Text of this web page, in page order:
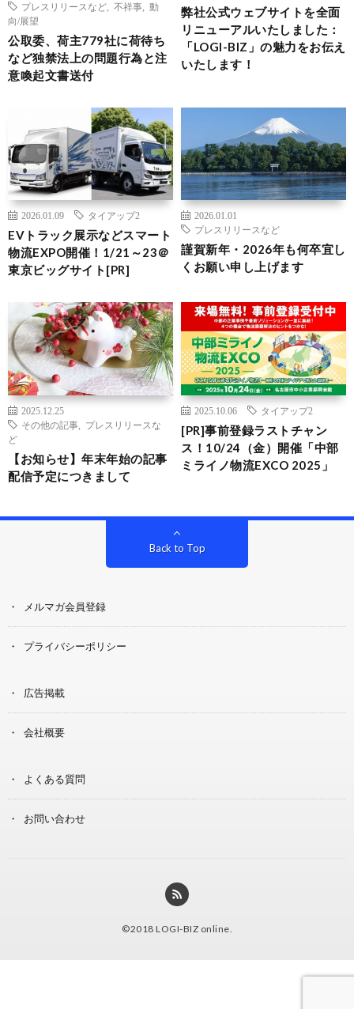
プレスリリースなど
不祥事
動
向/展望
公取委、荷主779社に荷待ち
など独禁法上の問題行為と注
意喚起文書送付
弊社公式ウェブサイトを全面
リニューアルいたしました：
「LOGI-BIZ」の魅力をお伝え
いたします！
2026.01.09 タイアップ2
EVトラック展示などスマート
物流EXPO開催！1/21～23＠
東京ビッグサイト[PR]
2026.01.01
プレスリリースなど
謹賀新年・2026年も何卒宜し
くお願い申し上げます
2025.12.25
その他の記事
プレスリリースな
ど
【お知らせ】年末年始の記事
配信予定につきまして
2025.10.06 タイアップ2
[PR]事前登録ラストチャン
ス！10/24（金）開催「中部
ミライノ物流EXCO 2025」
Back to Top
メルマガ会員登録
プライバシーポリシー
広告掲載
会社概要
よくある質問
お問い合わせ
©2018 LOGI-BIZ online